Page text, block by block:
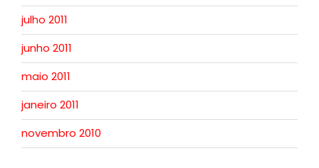
julho 2011
junho 2011
maio 2011
janeiro 2011
novembro 2010